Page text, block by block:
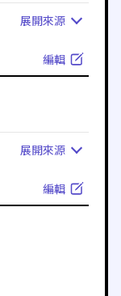
展開來源
編輯
展開來源
編輯